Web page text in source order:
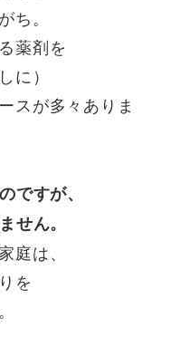
ち。
薬剤を
に）
スが多々ありま
ですが、
せん。
庭は、
を